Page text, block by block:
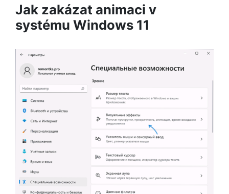
Jak zakázat animaci v
systému Windows 11